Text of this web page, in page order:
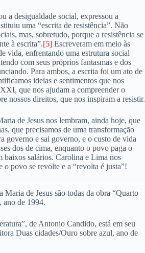
a desigualdade social, expressou a
uma “escrita de resistência”. Não
mas, sobretudo, porque a resistência se
à escrita”.[5] Escreveram em meio às
vida, enfrentando uma estrutura social
com seus próprios fantasmas e dos
Para ambos, a escrita foi um ato de
ideias e sentimentos que nos
que nos ajudam a compreender o
nossos direitos, que nos inspiram a resistir.
de Jesus nos lembram, ainda hoje, que
que precisamos de uma transformação
governo e sai governo, e o custo de vida
dos de cima, enquanto o povo paga o
baixos salários. Carolina e Lima nos
o povo se revolte e a “revolta é justa”!
Maria de Jesus são todas da obra “Quarto
ano de 1994.
de Antonio Candido, está em seu
Duas cidades/Ouro sobre azul, ano de